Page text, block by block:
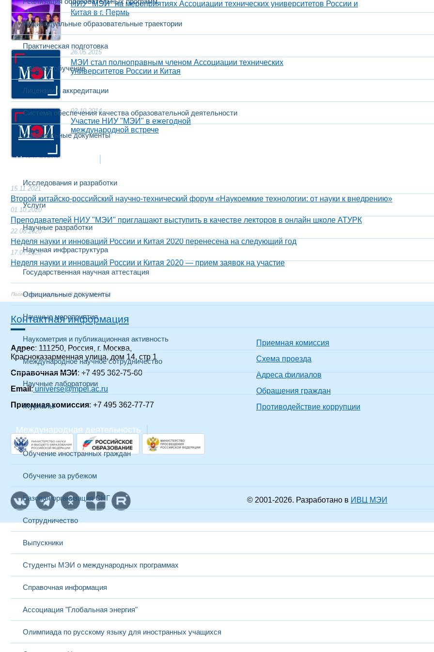
Индивидуальные образовательные траектории
Практическая подготовка
Целевое обучение
Лицензии и аккредитации
Система обеспечения качества образовательной деятельности
Официальные документы
Наука и инновации
Исследования и разработки
Услуги
Научные разработки
Научная инфраструктура
Государственная научная аттестация
Официальные документы
Научные мероприятия
Наукометрия и публикационная активность
Международное научное сотрудничество
Научные лаборатории
Журналы
Международная деятельность
Обучение иностранных граждан
Обучение за рубежом
Базовая организация СНГ
Сотрудничество
Выпускники
Студенты МЭИ о международных программах
Справочная информация
Ассоциация "Глобальная энергия"
Олимпиада по русскому языку для иностранных учащихся
НИУ "МЭИ" на мероприятиях Ассоциации технических университетов России и
Китая в г. Пермь
26.05.2015
МЭИ стал полноправным членом Ассоциации технических
университетов России и Китая
02.10.2014
Участие НИУ "МЭИ" в ежегодной
международной встрече
15.11.2021
Второй китайско-российский научно-технический форум «Наукоемкие технологии: от науки к внедрению»
01.10.2020
Преподавателей НИУ "МЭИ" приглашают выступить в качестве лекторов в онлайн школе АТУРК
22.08.2020
Неделя науки и инноваций России и Китая 2020 перенесена на следующий год
17.07.2020
Неделя науки и инноваций России и Китая 2020 ― прием заявок на участие
21.07.2026 16:08
Контактная информация
Адрес: 111250, Россия, г. Москва,
Красноказарменная улица, дом 14, стр 1
Справочная МЭИ: +7 495 362-75-60
Email:universe@mpei.ac.ru
Приемная комиссия: +7 495 362-77-77
Приемная комиссия
Схема проезда
Адреса филиалов
Обращения граждан
Противодействие коррупции
© 2001-2026. Разработано в ИВЦ МЭИ